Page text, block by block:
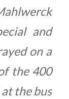
and
on a
the 400
the bus